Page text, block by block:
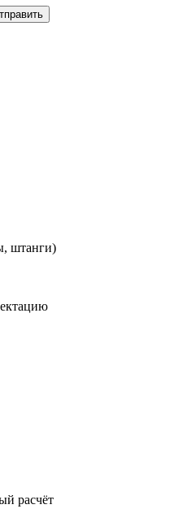
штанги)
расчёт